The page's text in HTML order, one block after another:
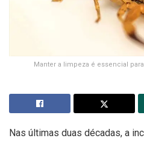
Manter a limpeza é essencial
Nas últimas duas décadas, a